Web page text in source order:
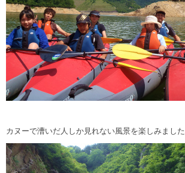
カヌーで漕いだ人しか見れない風景を楽しみました